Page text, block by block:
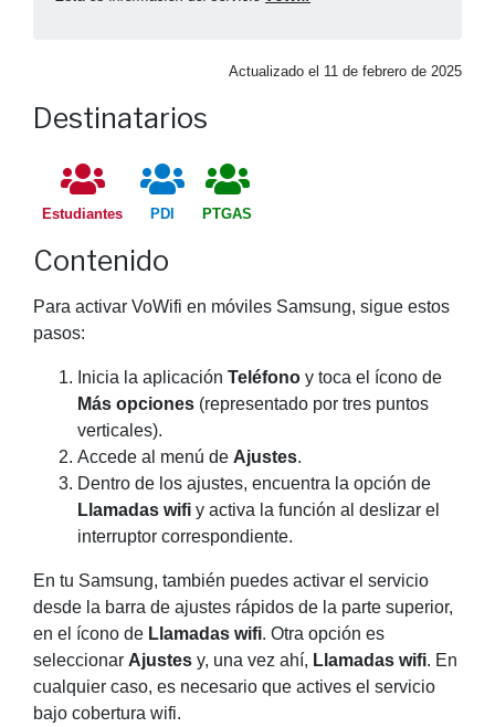
Actualizado el 11 de febrero de 2025
Destinatarios
Estudiantes PDI PTGAS
Contenido
Para activar VoWifi en móviles Samsung, sigue estos
pasos:
Inicia la aplicación Teléfono y toca el ícono de
Más opciones (representado por tres puntos
verticales).
Accede al menú de Ajustes.
Dentro de los ajustes, encuentra la opción de
Llamadas wifi y activa la función al deslizar el
interruptor correspondiente.
En tu Samsung, también puedes activar el servicio
desde la barra de ajustes rápidos de la parte superior,
en el ícono de Llamadas wifi. Otra opción es
seleccionar Ajustes y, una vez ahí, Llamadas wifi. En
cualquier caso, es necesario que actives el servicio
bajo cobertura wifi.